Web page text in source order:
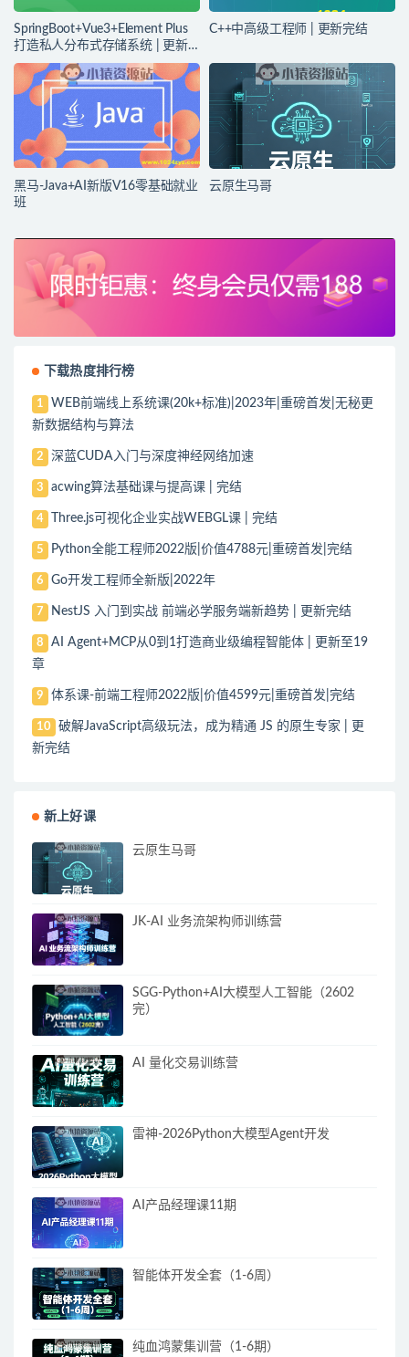
SpringBoot+Vue3+Element Plus
打造私人分布式存储系统 | 更新
完结
C++中高级工程师 | 更新完结
黑马-Java+AI新版V16零基础就业
班
云原生马哥
下载热度排行榜
1
WEB前端线上系统课(20k+标准)|2023年|重磅首发|无秘更
新数据结构与算法
2 深蓝CUDA入门与深度神经网络加速
3 acwing算法基础课与提高课 | 完结
4 Three.js可视化企业实战WEBGL课 | 完结
5 Python全能工程师2022版|价值4788元|重磅首发|完结
6 Go开发工程师全新版|2022年
7 NestJS 入门到实战 前端必学服务端新趋势 | 更新完结
8
AI Agent+MCP从0到1打造商业级编程智能体 | 更新至19
章
9 体系课-前端工程师2022版|价值4599元|重磅首发|完结
10
破解JavaScript高级玩法，成为精通 JS 的原生专家 | 更
新完结
新上好课
云原生马哥
JK-AI 业务流架构师训练营
SGG-Python+AI大模型人工智能（2602
完）
AI 量化交易训练营
雷神-2026Python大模型Agent开发
AI产品经理课11期
智能体开发全套（1-6周）
纯血鸿蒙集训营（1-6期）